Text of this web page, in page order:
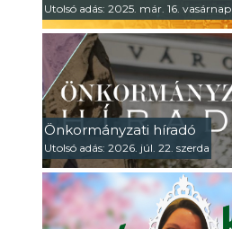
Utolsó adás: 2025. már. 16. vasárnap
Önkormányzati híradó
Utolsó adás: 2026. júl. 22. szerda